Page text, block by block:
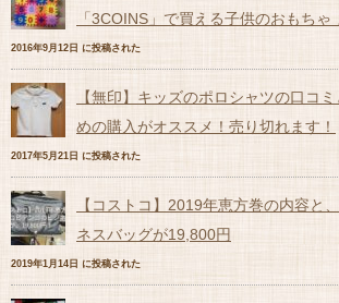
「3COINS」で買える子供のおもちゃ
2016年9月12日 に投稿された
【無印】キッズのポロシャツの口コ
めの購入がオススメ！売り切れます！
2017年5月21日 に投稿された
【コストコ】2019年恵方巻の内容と
ネスバッグが19,800円
2019年1月14日 に投稿された